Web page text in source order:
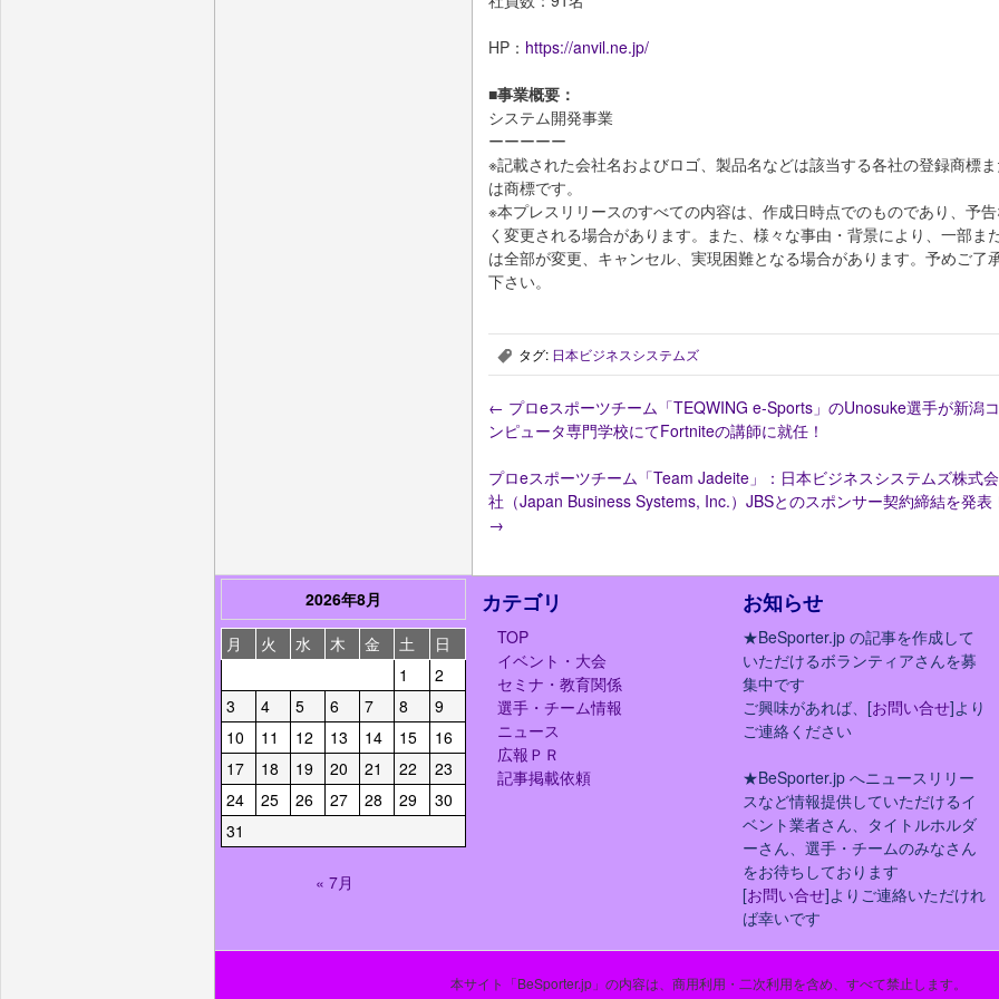
HP： https://anvil.ne.jp/
■事業概要：
システム開発事業
ーーーーー
※記載された会社名およびロゴ、製品名などは該当する各社の登録商標ま
は商標です。
※本プレスリリースのすべての内容は、作成日時点でのものであり、予
く変更される場合があります。また、様々な事由・背景により、一部ま
は全部が変更、キャンセル、実現困難となる場合があります。予めご了
下さい。
, タグ: 日本ビジネスシステムズ
← プロeスポーツチーム「TEQWING e-Sports」のUnosuke選手が新潟コ
ンピュータ専門学校にてFortniteの講師に就任！
プロeスポーツチーム「Team Jadeite」：日本ビジネスシステムズ株式会
社（Japan Business Systems, Inc.）JBSとのスポンサー契約締結を発表
→
2026年8月
月
火 水 木 金 土
日
1
2
3
4 5 6 7 8
9
10
11 12 13 14 15
16
17
18 19 20 21 22
23
24
25 26 27 28 29
30
31
« 7月
カテゴリ
TOP
イベント・大会
セミナ・教育関係
選手・チーム情報
ニュース
広報ＰＲ
記事掲載依頼
お知らせ
★BeSporter.jp の記事を作成して
いただけるボランティアさんを募
集中です
ご興味があれば、[お問い合せ]より
ご連絡ください
★BeSporter.jp へニュースリリー
スなど情報提供していただけるイ
ベント業者さん、タイトルホルダ
ーさん、選手・チームのみなさん
をお待ちしております
[お問い合せ]よりご連絡いただけれ
ば幸いです
本サイト「BeSporter.jp」の内容は、商用利用・二次利用を含め、すべて禁止します。